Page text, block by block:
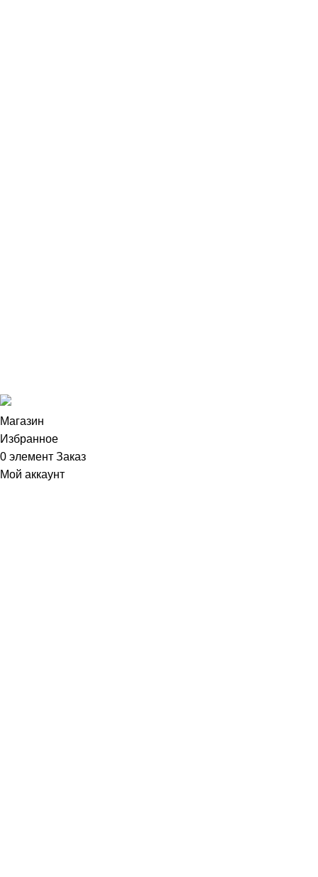
Магазин
Избранное
0 элемент Заказ
Мой аккаунт